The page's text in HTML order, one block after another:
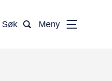
Søk Meny